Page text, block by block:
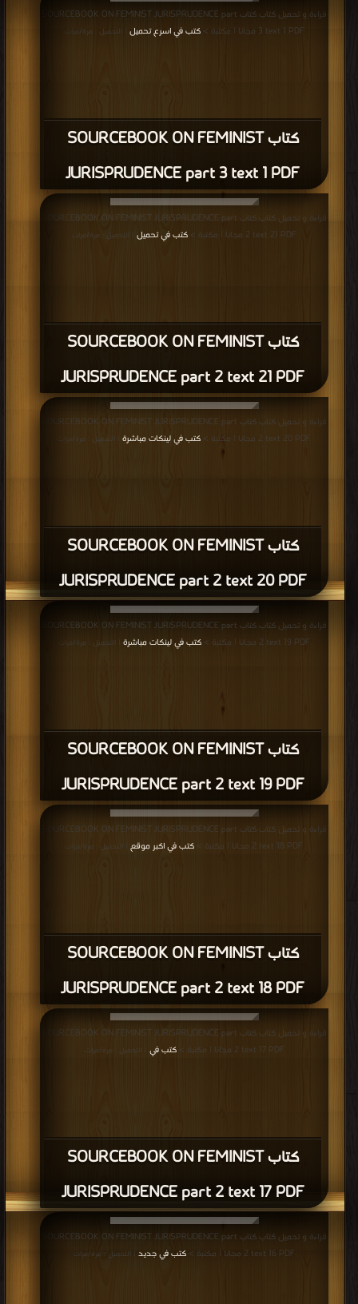
كتاب SOURCEBOOK ON FEMINIST
JURISPRUDENCE part 3 text 1 PDF
قراءة و تحميل كتاب كتاب SOURCEBOOK ON FEMINIST JURISPRUDENCE part
3 text 1 PDF مجانا | مكتبة >
كتب في اسرع تحميل | التحميل : مرة/مرات
كتاب SOURCEBOOK ON FEMINIST
JURISPRUDENCE part 2 text 21 PDF
قراءة و تحميل كتاب كتاب SOURCEBOOK ON FEMINIST JURISPRUDENCE part
2 text 21 PDF مجانا | مكتبة >
كتب في تحميل | التحميل : مرة/مرات
كتاب SOURCEBOOK ON FEMINIST
JURISPRUDENCE part 2 text 20 PDF
قراءة و تحميل كتاب كتاب SOURCEBOOK ON FEMINIST JURISPRUDENCE part
2 text 20 PDF مجانا | مكتبة >
كتب في لينكات مباشرة | التحميل : مرة/مرات
كتاب SOURCEBOOK ON FEMINIST
JURISPRUDENCE part 2 text 19 PDF
قراءة و تحميل كتاب كتاب SOURCEBOOK ON FEMINIST JURISPRUDENCE part
2 text 19 PDF مجانا | مكتبة >
كتب في لينكات مباشرة | التحميل : مرة/مرات
كتاب SOURCEBOOK ON FEMINIST
JURISPRUDENCE part 2 text 18 PDF
قراءة و تحميل كتاب كتاب SOURCEBOOK ON FEMINIST JURISPRUDENCE part
2 text 18 PDF مجانا | مكتبة >
كتب في اكبر موقع | التحميل : مرة/مرات
كتاب SOURCEBOOK ON FEMINIST
JURISPRUDENCE part 2 text 17 PDF
قراءة و تحميل كتاب كتاب SOURCEBOOK ON FEMINIST JURISPRUDENCE part
2 text 17 PDF مجانا | مكتبة >
كتب في | التحميل : مرة/مرات
قراءة و تحميل كتاب كتاب SOURCEBOOK ON FEMINIST JURISPRUDENCE part
2 text 16 PDF مجانا | مكتبة >
كتب في جديد | التحميل : مرة/مرات